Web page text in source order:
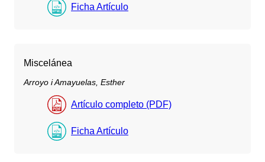
Ficha Artículo
Miscelánea
Arroyo i Amayuelas, Esther
Artículo completo (PDF)
Ficha Artículo